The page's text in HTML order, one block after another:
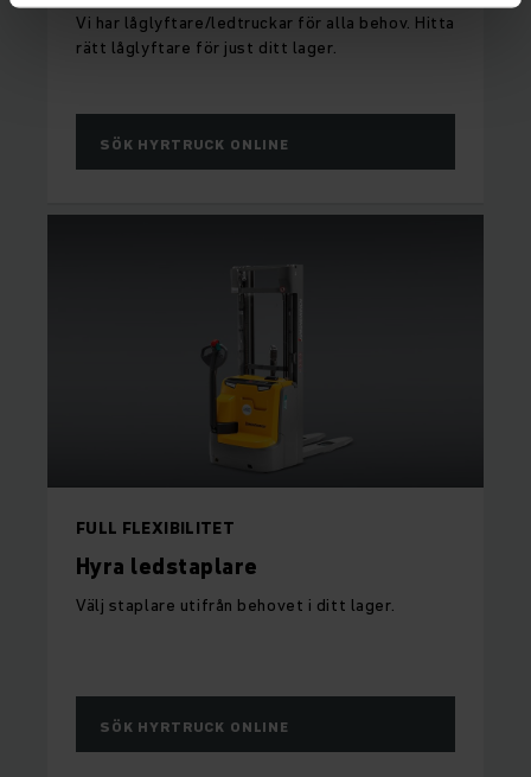
Vi har låglyftare/ledtruckar för alla behov. Hitta
rätt låglyftare för just ditt lager.
SÖK HYRTRUCK ONLINE
FULL FLEXIBILITET
Hyra ledstaplare
Välj staplare utifrån behovet i ditt lager.
SÖK HYRTRUCK ONLINE